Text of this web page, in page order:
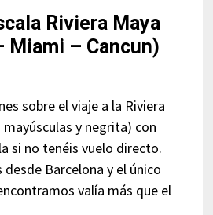
Riviera Maya
Miami – Cancun)
sobre el viaje a la Riviera
mayúsculas y negrita) con
si no tenéis vuelo directo.
Barcelona y el único
valía más que el